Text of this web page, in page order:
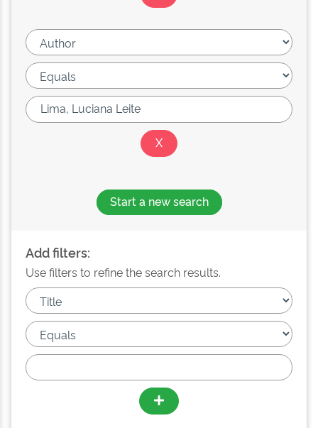
Start a new search
Add filters:
Use filters to refine the search results.